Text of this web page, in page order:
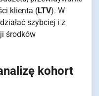
klienta (LTV). W
szybciej i z
środków
kohort